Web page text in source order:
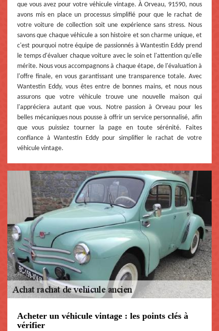
que vous avez pour votre véhicule vintage. À Orveau, 91590, nous
avons mis en place un processus simplifié pour que le rachat de
votre voiture de collection soit une expérience sans stress. Nous
savons que chaque véhicule a son histoire et son charme unique, et
c'est pourquoi notre équipe de passionnés à Wantestin Eddy prend
le temps d'évaluer chaque voiture avec le soin et l'attention qu'elle
mérite. Nous vous accompagnons à chaque étape, de l'évaluation à
l'offre finale, en vous garantissant une transparence totale. Avec
Wantestin Eddy, vous êtes entre de bonnes mains, et nous nous
assurons que votre véhicule trouve une nouvelle maison qui
l'appréciera autant que vous. Notre passion à Orveau pour les
belles mécaniques nous pousse à offrir un service personnalisé, afin
que vous puissiez tourner la page en toute sérénité. Faites
confiance à Wantestin Eddy pour simplifier le rachat de votre
véhicule vintage.
Acheter un véhicule vintage : les points clés à
vérifier